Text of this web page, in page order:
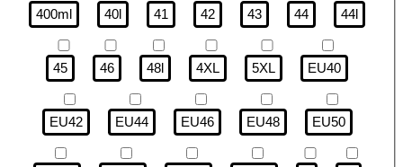
400ml 40l 41 42 43 44 44l
45 46 48l 4XL 5XL EU40
EU42 EU44 EU46 EU48 EU50